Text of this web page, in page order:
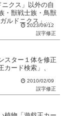
クス」以外の自
・獣戦士族・鳥獣
ルドニクス」以
の獣族...2023/09/12
誤字修正
スター１体を修正
ード検索」、
2010/02/09
誤字修正